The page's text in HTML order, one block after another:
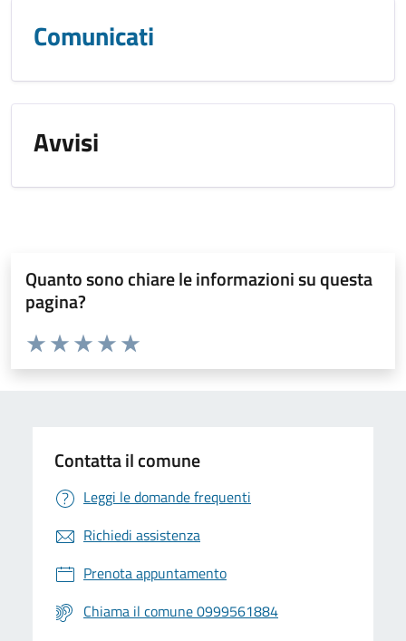
Comunicati
Avvisi
Quanto sono chiare le informazioni su questa
pagina?
Valuta da 1 a 5 stelle la pagina
Valuta 5 stelle su 5
Valuta 4 stelle su 5
Valuta 3 stelle su 5
Valuta 2 stelle su 5
Valuta 1 stelle su 5
Contatta il comune
Leggi le domande frequenti
Richiedi assistenza
Prenota appuntamento
Chiama il comune 0999561884